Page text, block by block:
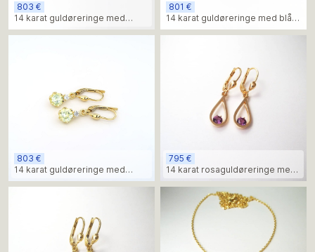
803 €
14 karat guldøreringe med
rosen ametyststen
801 €
14 karat guldøreringe med blå
akvamarinsten
803 €
14 karat guldøreringe med
lysegrøn krysolit
795 €
14 karat rosaguldøreringe med
violette ametyststen